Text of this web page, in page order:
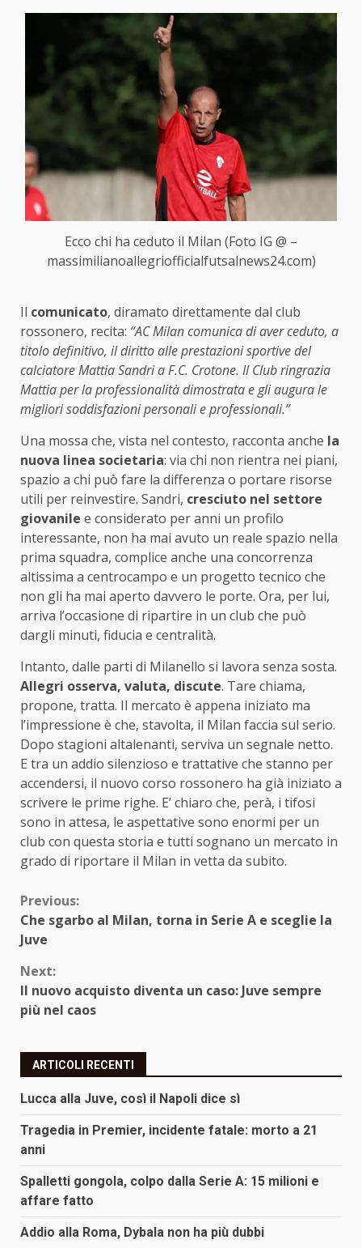
Ecco chi ha ceduto il Milan (Foto IG @ –
massimilianoallegriofficialfutsalnews24.com)
Il comunicato, diramato direttamente dal club
rossonero, recita: “AC Milan comunica di aver ceduto, a
titolo definitivo, il diritto alle prestazioni sportive del
calciatore Mattia Sandri a F.C. Crotone. Il Club ringrazia
Mattia per la professionalità dimostrata e gli augura le
migliori soddisfazioni personali e professionali.”
Una mossa che, vista nel contesto, racconta anche la
nuova linea societaria: via chi non rientra nei piani,
spazio a chi può fare la differenza o portare risorse
utili per reinvestire. Sandri, cresciuto nel settore
giovanile e considerato per anni un profilo
interessante, non ha mai avuto un reale spazio nella
prima squadra, complice anche una concorrenza
altissima a centrocampo e un progetto tecnico che
non gli ha mai aperto davvero le porte. Ora, per lui,
arriva l’occasione di ripartire in un club che può
dargli minuti, fiducia e centralità.
Intanto, dalle parti di Milanello si lavora senza sosta.
Allegri osserva, valuta, discute. Tare chiama,
propone, tratta. Il mercato è appena iniziato ma
l’impressione è che, stavolta, il Milan faccia sul serio.
Dopo stagioni altalenanti, serviva un segnale netto.
E tra un addio silenzioso e trattative che stanno per
accendersi, il nuovo corso rossonero ha già iniziato a
scrivere le prime righe. E’ chiaro che, perà, i tifosi
sono in attesa, le aspettative sono enormi per un
club con questa storia e tutti sognano un mercato in
grado di riportare il Milan in vetta da subito.
Continue
Reading
Previous:
Che sgarbo al Milan, torna in Serie A e sceglie la
Juve
Next:
Il nuovo acquisto diventa un caso: Juve sempre
più nel caos
ARTICOLI RECENTI
Lucca alla Juve, così il Napoli dice sì
Tragedia in Premier, incidente fatale: morto a 21
anni
Spalletti gongola, colpo dalla Serie A: 15 milioni e
affare fatto
Addio alla Roma, Dybala non ha più dubbi